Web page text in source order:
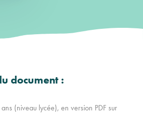
document :
(niveau lycée), en version PDF sur